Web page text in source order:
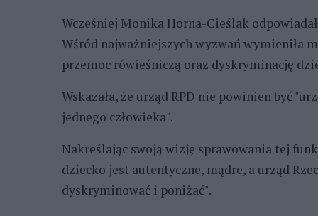
Wcześniej Monika Horna-Cieślak
Wśród najważniejszych wyzwań wymieniła
przemoc rówieśniczą oraz dyskryminację
Wskazała, że urząd RPD nie powinien być
jednego człowieka".
Nakreślając swoją wizję sprawowania tej
dziecko jest autentyczne, mądre, a urząd
dyskryminować i poniżać".